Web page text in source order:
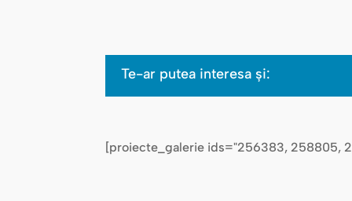
Te-ar putea interesa şi:
[proiecte_galerie ids="256383, 258805,